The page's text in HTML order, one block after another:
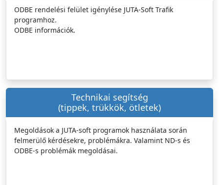
ODBE rendelési felület igénylése JUTA-Soft Trafik
programhoz.
ODBE információk.
Technikai segítség
(tippek, trükkök, ötletek)
Megoldások a JUTA-soft programok használata során
felmerülő kérdésekre, problémákra. Valamint ND-s és
ODBE-s problémák megoldásai.